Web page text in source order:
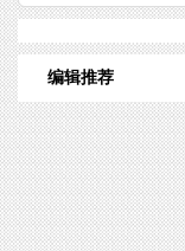
编辑推荐